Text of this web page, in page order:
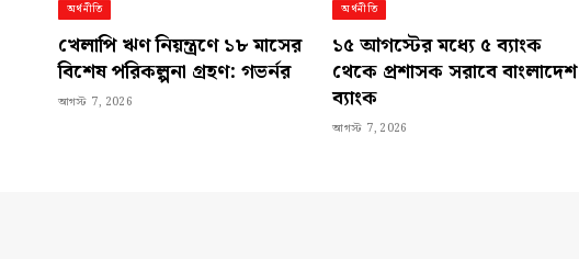
অর্থনীতি
খেলাপি ঋণ নিয়ন্ত্রণে ১৮ মাসের
বিশেষ পরিকল্পনা গ্রহণ: গভর্নর
আগস্ট 7, 2026
অর্থনীতি
১৫ আগস্টের মধ্যে ৫ ব্যাংক
থেকে প্রশাসক সরাবে বাংলাদেশ
ব্যাংক
আগস্ট 7, 2026